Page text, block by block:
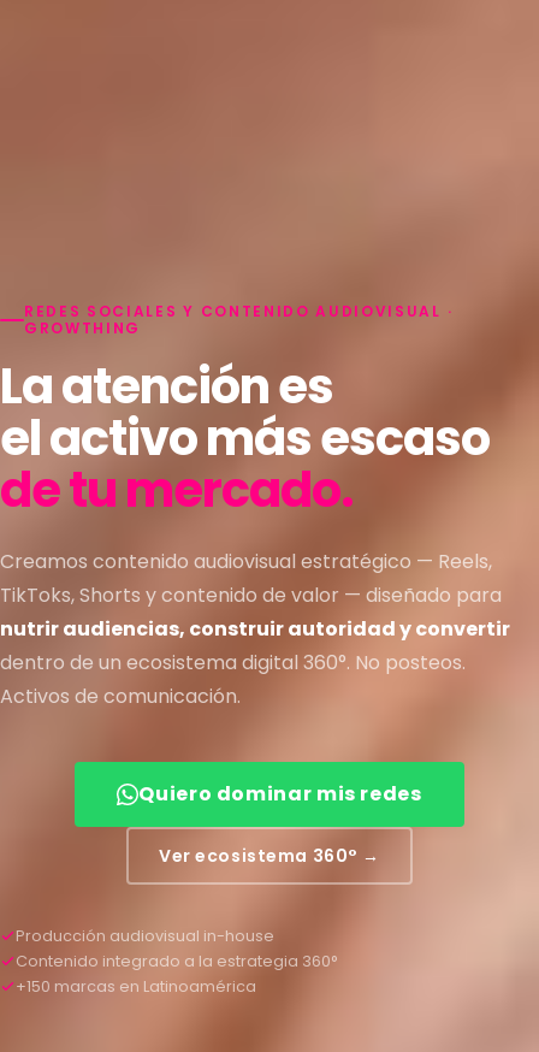
REDES SOCIALES Y CONTENIDO AUDIOVISUAL ·
GROWTHING
La atención es
el activo más escaso
de tu mercado.
Creamos contenido audiovisual estratégico — Reels,
TikToks, Shorts y contenido de valor — diseñado para
nutrir audiencias, construir autoridad y convertir
dentro de un ecosistema digital 360°. No posteos.
Activos de comunicación.
Quiero dominar mis redes
Ver ecosistema 360° →
Producción audiovisual in-house
Contenido integrado a la estrategia 360°
+150 marcas en Latinoamérica